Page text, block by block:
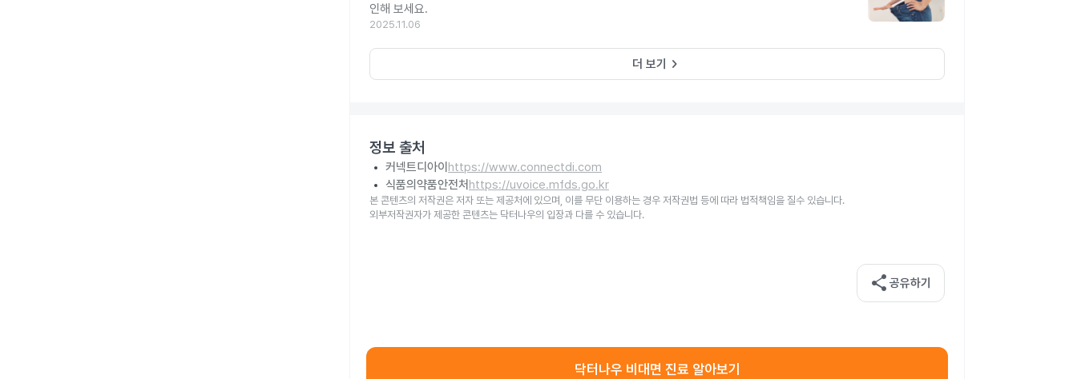
인해 보세요.
2025.11.06
더 보기 keyboard_arrow_right
정보 출처
커넥트디아이 https://www.connectdi.com
식품의약품안전처 https://uvoice.mfds.go.kr
본 콘텐츠의 저작권은 저자 또는 제공처에 있으며, 이를 무단 이용하는 경우 저작권법 등에 따라 법적책임을 질수 있습니다.
외부저작권자가 제공한 콘텐츠는 닥터나우의 입장과 다를 수 있습니다.
share 공유하기
닥터나우 비대면 진료 알아보기